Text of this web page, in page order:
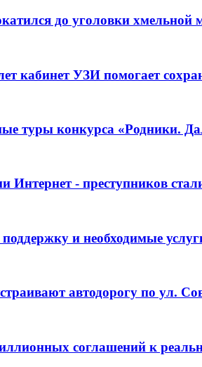
до уголовки хмельной
кабинет УЗИ помогает
туры конкурса «Родники.
Интернет - преступников
и необходимые
автодорогу по ул.
соглашений к